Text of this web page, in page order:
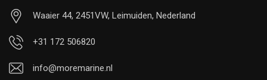
Waaier 44, 2451VW, Leimuiden, Nederland
+31 172 506820
info@moremarine.nl